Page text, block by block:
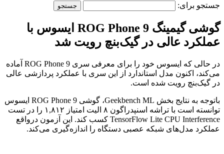
جستجو برای:
گوشی گیمینگ ROG Phone 9 ایسوس با
عملکرد عالی در گیک‌بنچ رویت شد
در حالی که ایسوس خود را برای معرفی سری ROG Phone 9 آماده
می‌کند، اکنون مدل استاندارد از این سری با عملکرد پردازشی عالی
در گیک‌بنچ رویت شده است.
باتوجه به نتایج بخش Geekbench ML، گوشی ROG Phone 9 ایسوس
توانسته است با تراشه اسنپدراگون ۸ الیت امتیاز ۱,۸۱۲ را در تست
TensorFlow Lite CPU Interference کسب کند. این آزمون درواقع
عملکرد مدل‌های شبکه عصبی دستگاه را اندازه‌گیری می‌کند.